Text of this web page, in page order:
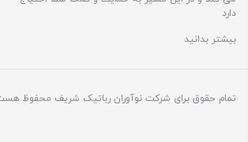
دارد
بیشتر بدانید
تمام حقوق برای شرکت نوآوران رباتیک شریف محفوظ هست ©